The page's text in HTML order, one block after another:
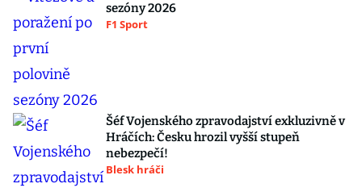
sezóny 2026
F1 Sport
Šéf Vojenského zpravodajství exkluzivně v
Hráčích: Česku hrozil vyšší stupeň
nebezpečí!
Blesk hráči